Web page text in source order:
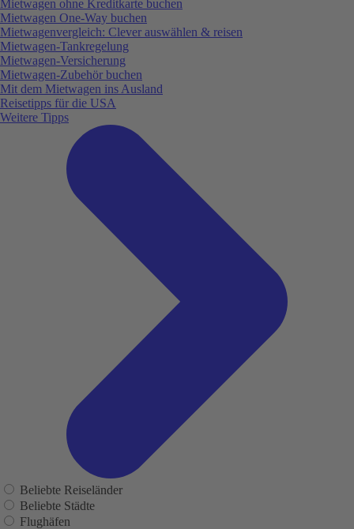
Mietwagen ohne Kreditkarte buchen
Mietwagen One-Way buchen
Mietwagenvergleich: Clever auswählen & reisen
Mietwagen-Tankregelung
Mietwagen-Versicherung
Mietwagen-Zubehör buchen
Mit dem Mietwagen ins Ausland
Reisetipps für die USA
Weitere Tipps
Beliebte Reiseländer
Beliebte Städte
Flughäfen